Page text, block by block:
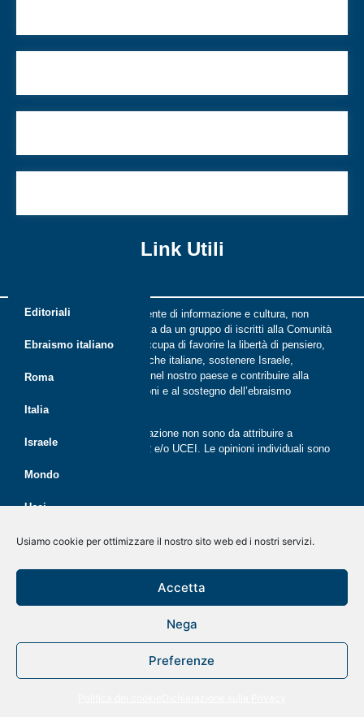
Usiamo cookie per ottimizzare il nostro sito web ed i nostri servizi.
Accetta
Nega
Preferenze
Link Utili
Editoriali
Ebraismo italiano
Roma
Italia
Israele
Mondo
Ucei
CER
Giovani
Economia
Riflessi è una rivista indipendente di informazione e cultura, non
periodica, digitale e on line nata da un gruppo di iscritti alla Comunità
ebraica di Roma. Riflessi si occupa di favorire la libertà di pensiero,
il dialogo tra le comunità ebraiche italiane, sostenere Israele,
promuovere la cultura ebraica nel nostro paese e contribuire alla
crescita delle nuove generazioni e al sostegno dell’ebraismo
italiano.
Le opinioni espresse dalla redazione non sono da attribuire a
nessuna lista presente in CER e/o UCEI. Le opinioni individuali sono
Rivista on line dal 2020